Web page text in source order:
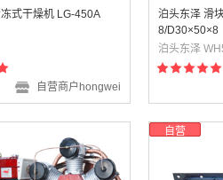
式干燥机 LG-450A
自营商户hongwei
泊头东泽 滑
8/D30×50×8
自营